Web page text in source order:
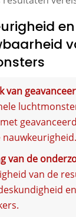
en
van
van de
van de